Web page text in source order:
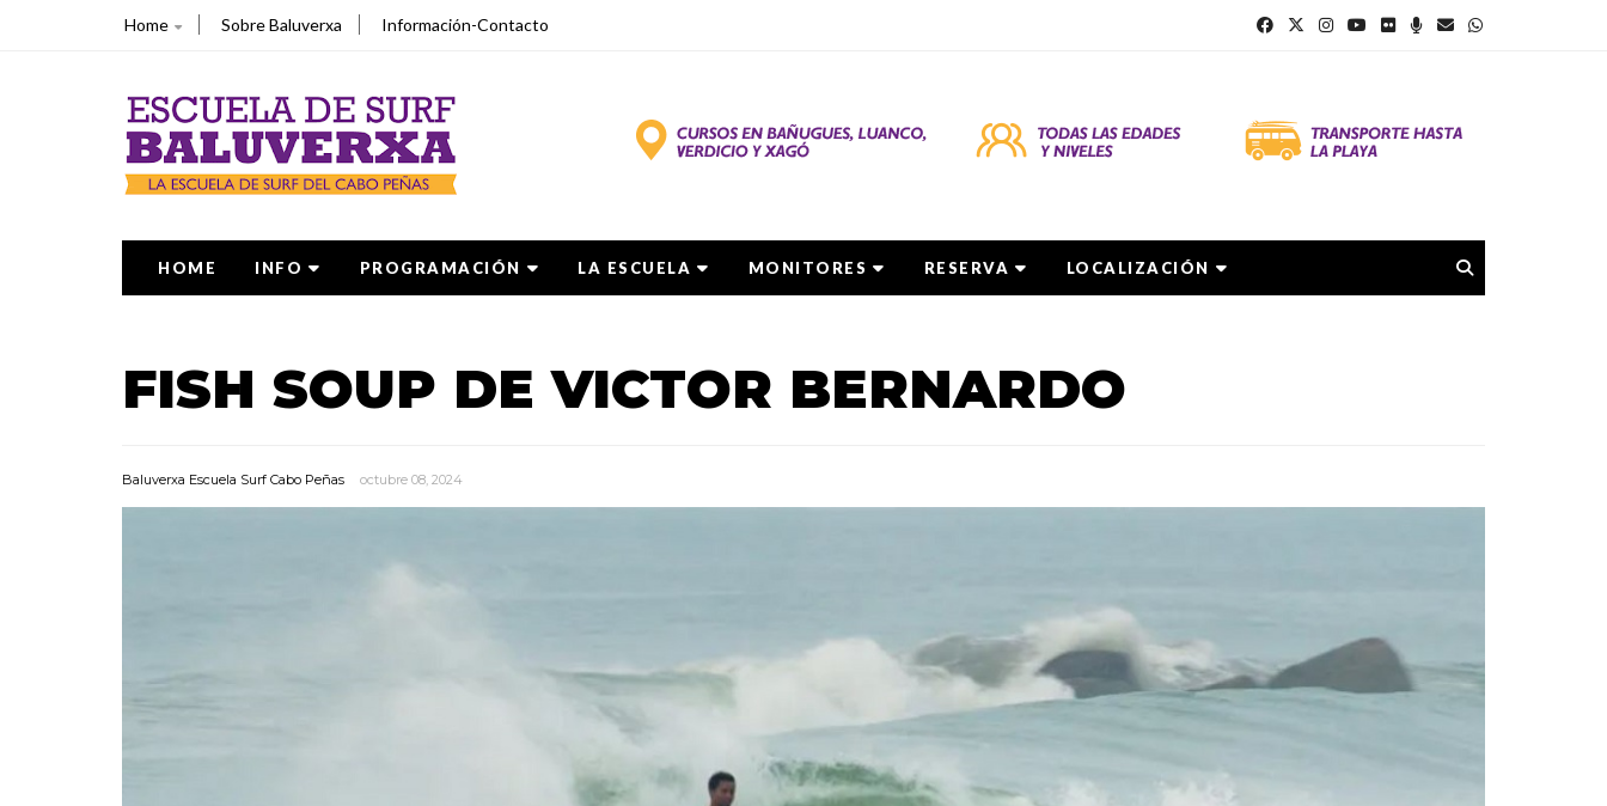
Home Sobre Baluverxa Información-Contacto
HOME INFO PROGRAMACIÓN LA ESCUELA MONITORES RESERVA LOCALIZACIÓN
FISH SOUP DE VICTOR BERNARDO
Baluverxa Escuela Surf Cabo Peñas octubre 08, 2024